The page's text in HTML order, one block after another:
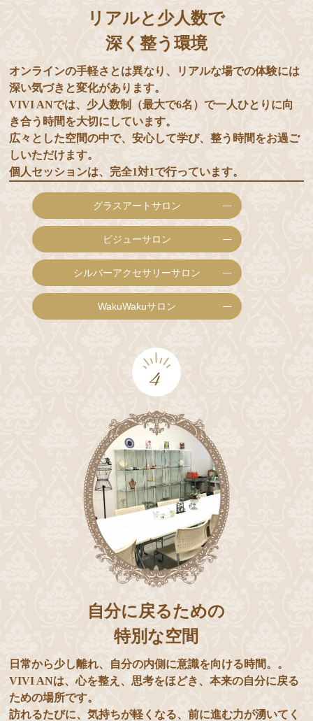
リアルと少人数で
深く整う環境
オンラインの手軽さとは異なり、リアルな場での体験には
深い気づきと変化があります。
VIVI ANでは、少人数制（最大で6名）で一人ひとりに向
き合う時間を大切にしています。
広々とした空間の中で、安心して学び、整う時間をお過ご
しいただけます。
個人セッションは、完全1対1で行っています。
グラスアートサロン
ビジューサロン
シルバーアクセサリーサロン
WakuWakuサロン
4
自分に戻るための
特別な空間
日常から少し離れ、自分の内側に意識を向ける時間。。
VIVI ANは、心を整え、思考をほどき、本来の自分に戻る
ための場所です。
訪れるたびに、気持ちが軽くなる、前に進む力が湧いてく